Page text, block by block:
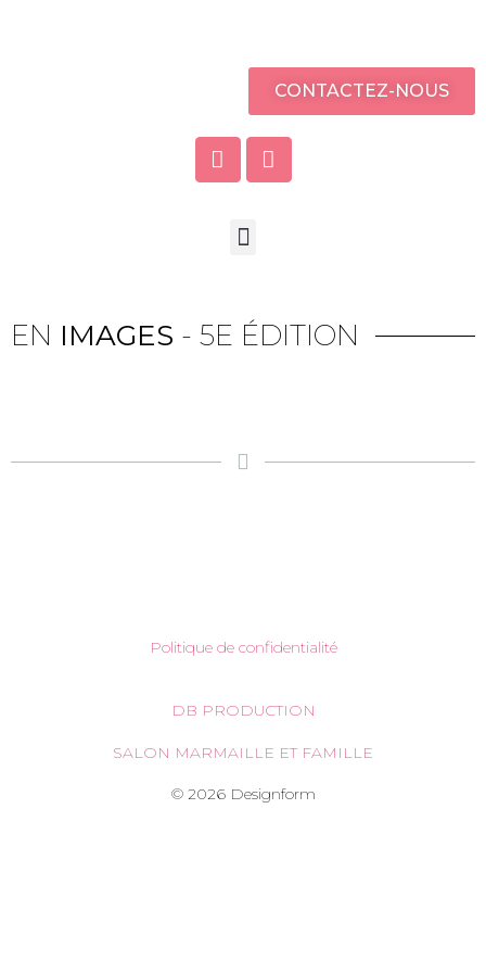
CONTACTEZ-NOUS
EN IMAGES - 5E ÉDITION
Politique de confidentialité
DB PRODUCTION
SALON MARMAILLE ET FAMILLE
© 2026 Designform